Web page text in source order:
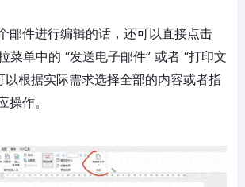
邮件进行编辑的话，还可以直接点击
菜单中的 “发送电子邮件” 或者 “打印文
以根据实际需求选择全部的内容或者指
操作。